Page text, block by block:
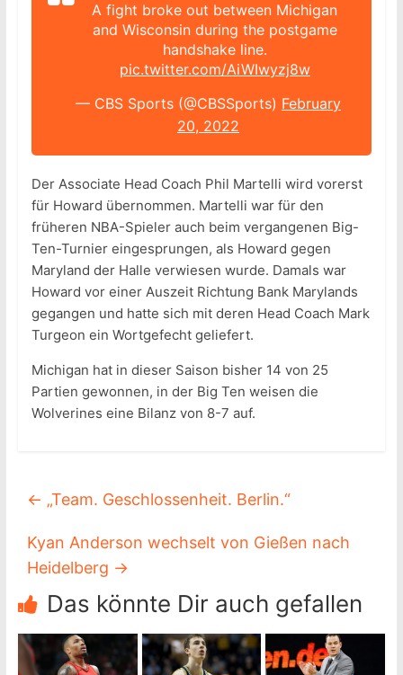
A fight broke out between Michigan
and Wisconsin during the postgame
handshake line.
pic.twitter.com/AiWIwyzj8w
— CBS Sports (@CBSSports) February
20, 2022
Der Associate Head Coach Phil Martelli wird vorerst
für Howard übernommen. Martelli war für den
früheren NBA-Spieler auch beim vergangenen Big-
Ten-Turnier eingesprungen, als Howard gegen
Maryland der Halle verwiesen wurde. Damals war
Howard vor einer Auszeit Richtung Bank Marylands
gegangen und hatte sich mit deren Head Coach Mark
Turgeon ein Wortgefecht geliefert.
Michigan hat in dieser Saison bisher 14 von 25
Partien gewonnen, in der Big Ten weisen die
Wolverines eine Bilanz von 8-7 auf.
← „Team. Geschlossenheit. Berlin.“
Kyan Anderson wechselt von Gießen nach
Heidelberg →
Das könnte Dir auch gefallen